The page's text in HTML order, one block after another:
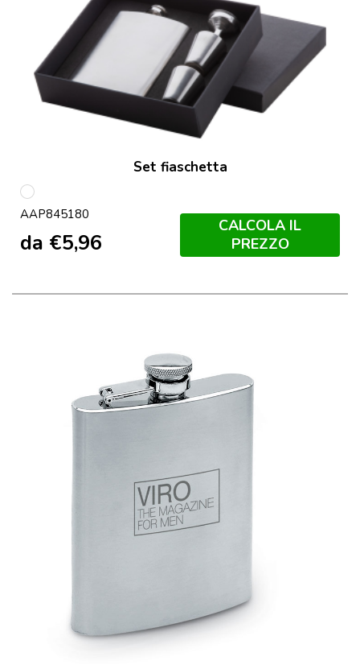
Set fiaschetta
multicolore
AAP845180
da €5,96
CALCOLA IL
PREZZO